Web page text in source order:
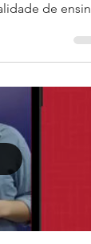
de ensino